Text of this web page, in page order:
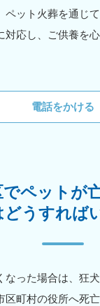
ペット火葬を通じ
対応し、ご供養を
電話をかける
でペットが
どうすれば
なった場合は、狂
区町村の役所へ死